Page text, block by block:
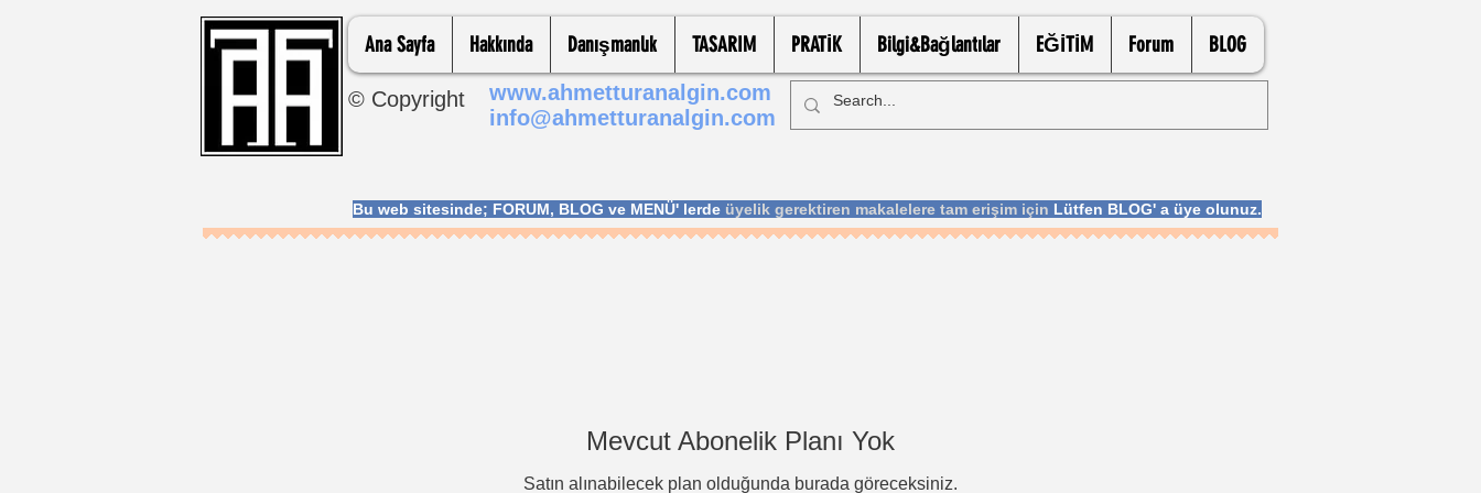
Ana Sayfa Hakkında Danışmanlık TASARIM PRATİK Bilgi&Bağlantılar EĞİTİM Forum BLOG
© Copyright
www.ahmetturanalgin.com
info@ahmetturanalgin.com
Bu web sitesinde; FORUM, BLOG ve MENÜ' lerde üyelik gerektiren makalelere tam erişim için Lütfen BLOG' a üye olunuz.
Mevcut Abonelik Planı Yok
Satın alınabilecek plan olduğunda burada göreceksiniz.